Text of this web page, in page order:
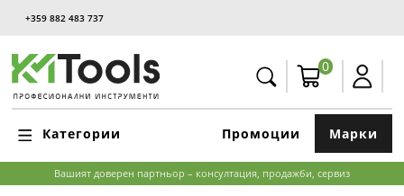
+359 882 483 737
0
Категории Марки
Промоции
Вашият доверен партньор – консултация, продажби, сервиз